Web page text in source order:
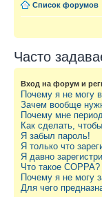
Список форумов
Часто
Вход на форум и
Почему я не могу
Зачем вообще
Почему мне
Как сделать,
Я забыл пароль!
Я только что
Я давно
Что такое COPPA?
Почему я не могу
Для чего